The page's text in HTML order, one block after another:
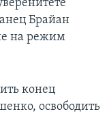
Брайан
на режим
конец
освободить